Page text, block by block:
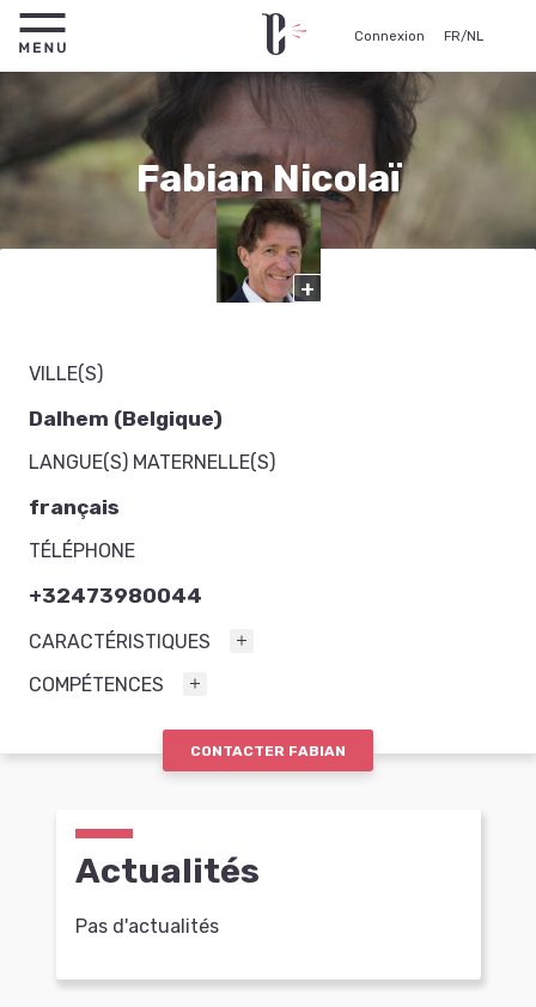
Connexion FR/NL
Fabian Nicolaï
Comédien
+
VILLE(S)
Dalhem (Belgique)
LANGUE(S) MATERNELLE(S)
français
TÉLÉPHONE
+32473980044
CARACTÉRISTIQUES
COMPÉTENCES
CONTACTER FABIAN
Actualités
Pas d'actualités